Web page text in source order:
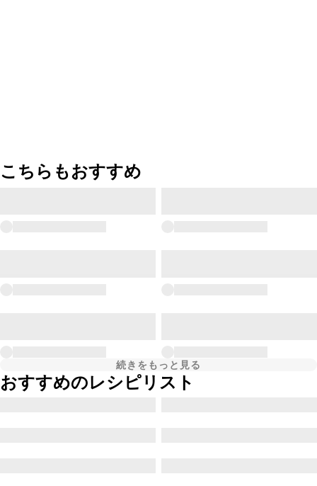
こちらもおすすめ
続きをもっと見る
おすすめのレシピリスト